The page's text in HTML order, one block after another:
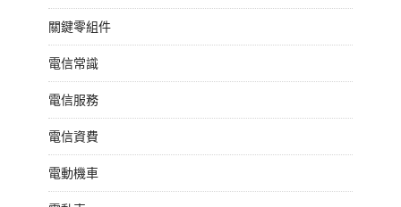
關鍵零組件
電信常識
電信服務
電信資費
電動機車